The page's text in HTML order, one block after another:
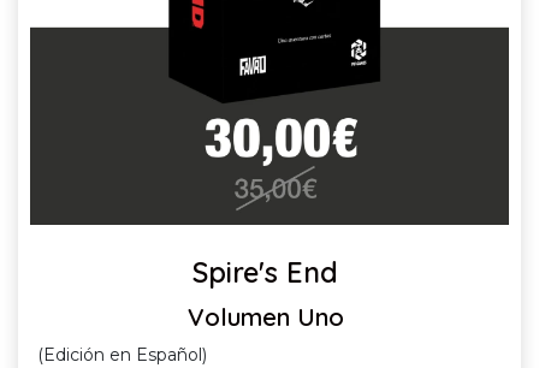
Spire's End
Volumen Uno
(Edición en Español)